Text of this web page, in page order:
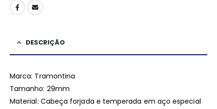
DESCRIÇÃO
Marca: Tramontina
Tamanho: 29mm
Material: Cabeça forjada e temperada em aço especial